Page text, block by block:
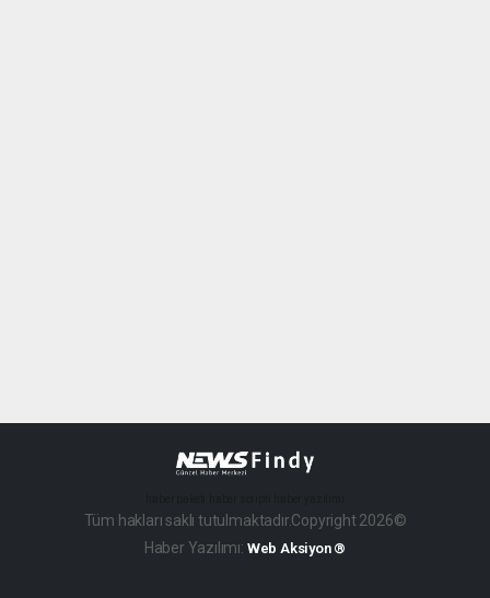
Tüm hakları saklı tutulmaktadır.Copyright 2026©
Haber Yazılımı: Web Aksiyon ®